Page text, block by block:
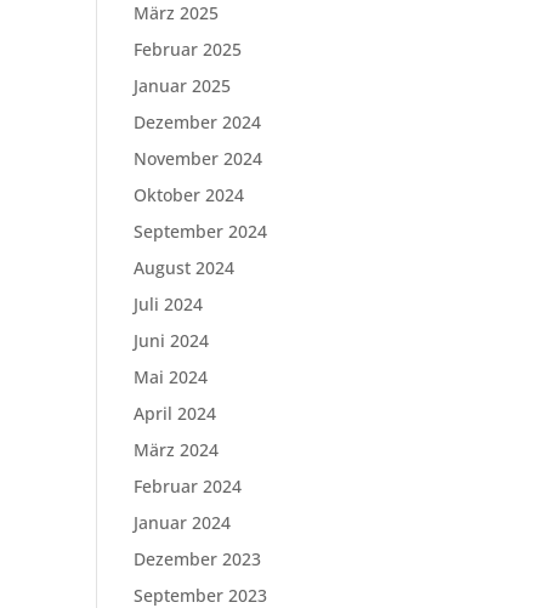
März 2025
Februar 2025
Januar 2025
Dezember 2024
November 2024
Oktober 2024
September 2024
August 2024
Juli 2024
Juni 2024
Mai 2024
April 2024
März 2024
Februar 2024
Januar 2024
Dezember 2023
September 2023